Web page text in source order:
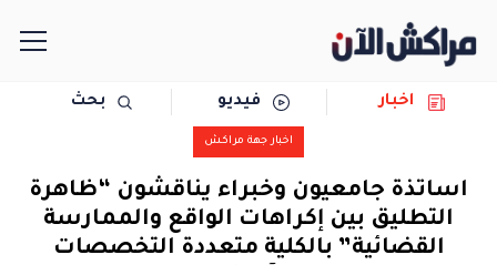
مجتمع
سياسة
اخبار فيديو بحث
اخبار جهة مراكش
اساتذة جامعيون وخبراء يناقشون “ظاهرة
التطليق بين إكراهات الواقع والممارسة
القضائية” بالكلية متعددة التخصصات